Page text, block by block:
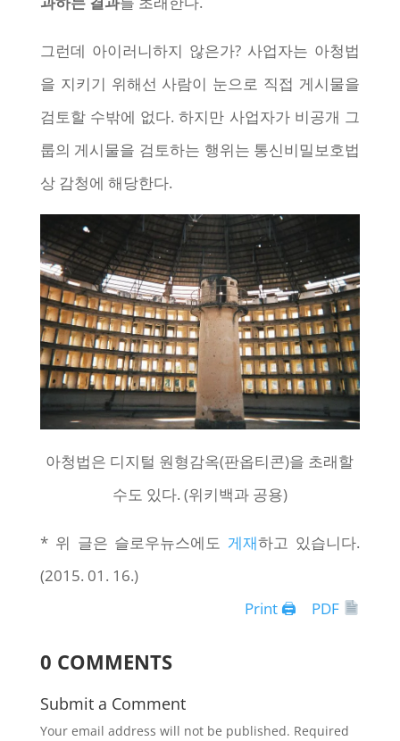
그런데 아이러니하지 않은가? 사업자는 아청법
을 지키기 위해선 사람이 눈으로 직접 게시물을
검토할 수밖에 없다. 하지만 사업자가 비공개 그
룹의 게시물을 검토하는 행위는 통신비밀보호법
상 감청에 해당한다.
아청법은 디지털 원형감옥(판옵티콘)을 초래할
수도 있다. (위키백과 공용)
* 위 글은 슬로우뉴스에도 게재하고 있습니다.
(2015. 01. 16.)
Print 🖨
PDF
0 COMMENTS
Submit a Comment
Your email address will not be published. Required